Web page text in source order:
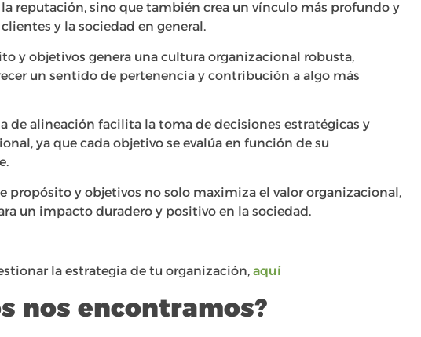
reputación, sino que también crea un vínculo más profundo y
y la sociedad en general.
y objetivos genera una cultura organizacional robusta,
un sentido de pertenencia y contribución a algo más
de alineación facilita la toma de decisiones estratégicas y
ya que cada objetivo se evalúa en función de su
propósito y objetivos no solo maximiza el valor organizacional,
un impacto duradero y positivo en la sociedad.
la estrategia de tu organización, aquí
nos encontramos?